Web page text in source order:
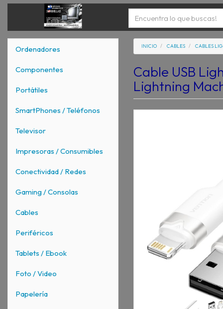
Ordenadores
Componentes
Portátiles
SmartPhones / Teléfonos
Televisor
Impresoras / Consumibles
Conectividad / Redes
Gaming / Consolas
Cables
Periféricos
Tablets / Ebook
Foto / Video
Papelería
INICIO CABLES CABLES
Cable USB
Lightning